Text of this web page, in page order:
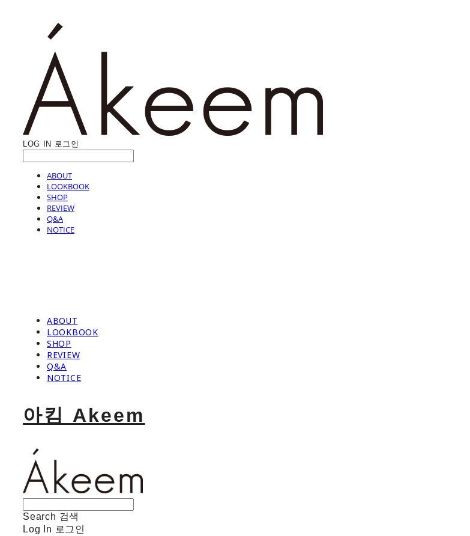
LOG IN 로그인
ABOUT
LOOKBOOK
SHOP
REVIEW
Q&A
NOTICE
ABOUT
LOOKBOOK
SHOP
REVIEW
Q&A
NOTICE
아킴 Akeem
Search 검색
Log In 로그인